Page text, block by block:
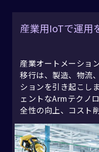
産業用IoTで運用
産業オートメーショ
移行は、製造、物流
ションを引き起こし
ェントなArmテクノ
全性の向上、コスト